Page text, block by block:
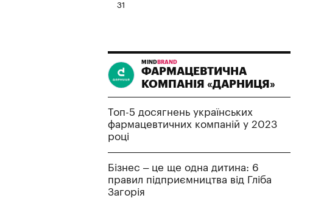
31
MIND BRAND
ФАРМАЦЕВТИЧНА
КОМПАНІЯ «ДАРНИЦЯ»
Топ-5 досягнень українських
фармацевтичних компаній у 2023
році
Бізнес – це ще одна дитина: 6
правил підприємництва від Гліба
Загорія